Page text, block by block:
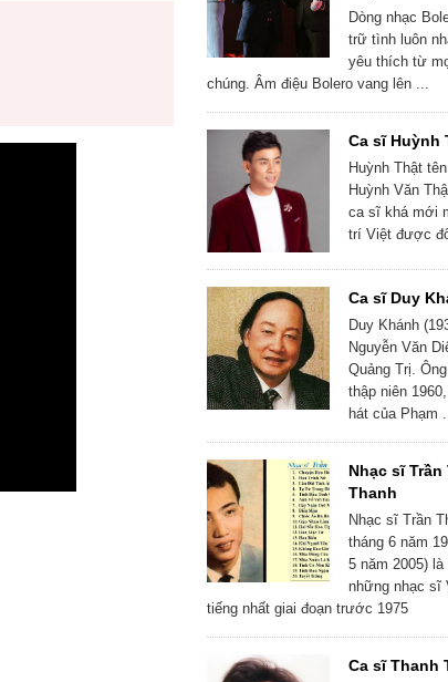
Dòng nhạc
trữ tình luôn
yêu thích từ
chúng. Âm điệu Bolero vang lên ...
Ca sĩ Huỳnh
Huỳnh Thật
Huỳnh Văn
ca sĩ khá mới
trí Việt được
Ca sĩ Duy
Duy Khánh
Nguyễn Văn
Quảng Trị.
thập niên
hát của Phạm ...
Nhạc sĩ Trần
Thanh
Nhạc sĩ Trần
tháng 6 năm
5 năm 2005)
những nhạc sĩ
tiếng nhất giai đoạn trước 1975
Ca sĩ Thanh